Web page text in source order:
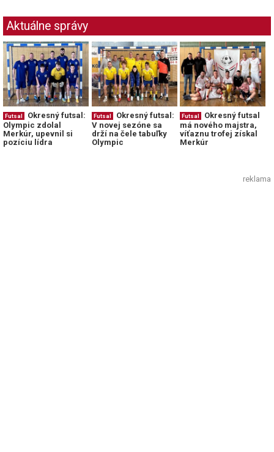
Aktuálne správy
Futsal
Okresný futsal:
Olympic zdolal
Merkúr, upevnil si
pozíciu lídra
Futsal
Okresný futsal:
V novej sezóne sa
drží na čele tabuľky
Olympic
Futsal
Okresný futsal
má nového majstra,
víťaznu trofej získal
Merkúr
reklama